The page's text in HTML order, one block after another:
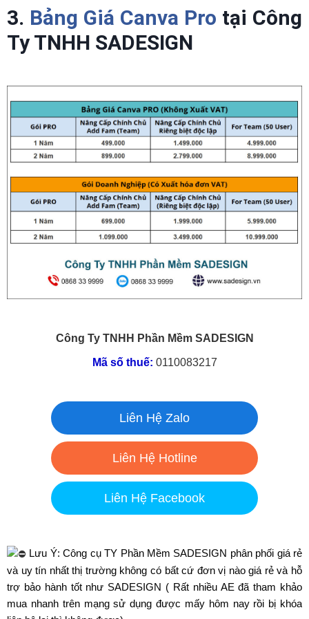
3. Bảng Giá Canva Pro tại Công
Ty TNHH SADESIGN
Công Ty TNHH Phần Mềm SADESIGN
Mã số thuế: 0110083217
Liên Hệ Zalo
Liên Hệ Hotline
Liên Hệ Facebook
Lưu Ý: Công cụ TY Phần Mềm SADESIGN phân phối giá rẻ
và uy tín nhất thị trường không có bất cứ đơn vị nào giá rẻ và hỗ
trợ bảo hành tốt như SADESIGN ( Rất nhiều AE đã tham khảo
mua nhanh trên mạng sử dụng được mấy hôm nay rồi bị khóa